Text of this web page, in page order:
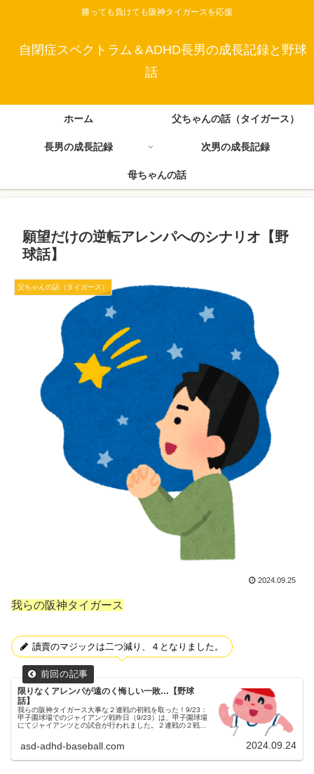
勝っても負けても阪神タイガースを応援
自閉症スペクトラム＆ADHD長男の成長記録と野球
話
ホーム 父ちゃんの話（タイガース）
長男の成長記録 次男の成長記録
母ちゃんの話
願望だけの逆転アレンパへのシナリオ【野
球話】
父ちゃんの話（タイガース）
2024.09.25
我らの阪神タイガース
讀賣のマジックは二つ減り、４となりました。
限りなくアレンパが遠のく悔しい一敗…【野球
話】
我らの阪神タイガース大事な２連戦の初戦を取った！9/23：
甲子園球場でのジャイアンツ戦昨日（9/23）は、甲子園球場
にてジャイアンツとの試合が行われました。２連戦の２戦目
asd-adhd-baseball.com 2024.09.24